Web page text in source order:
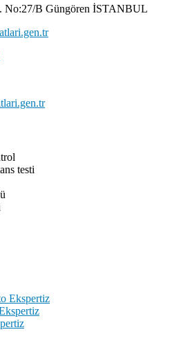
No:27/B Güngören İSTANBUL
testi
Ekspertiz